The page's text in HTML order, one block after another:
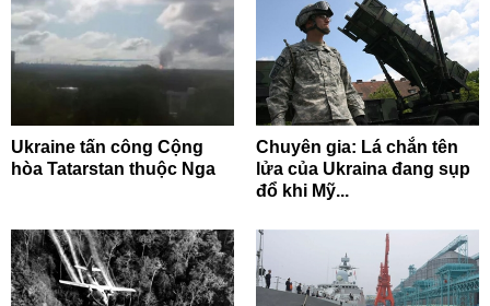
Ukraine tấn công Cộng
hòa Tatarstan thuộc Nga
Chuyên gia: Lá chắn tên
lửa của Ukraina đang sụp
đổ khi Mỹ...